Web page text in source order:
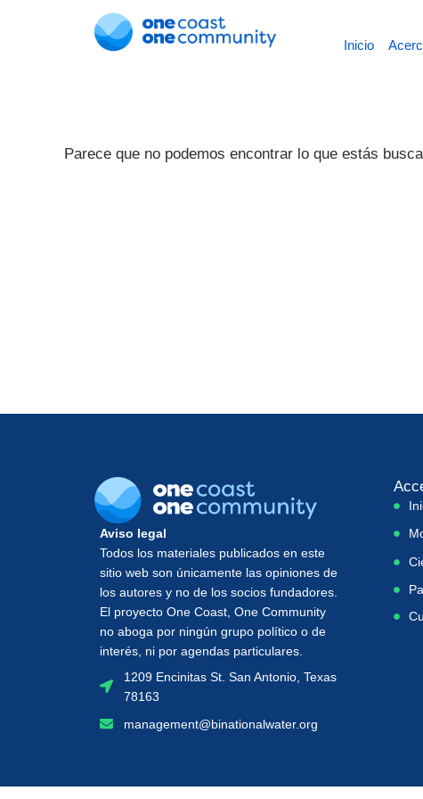
Inicio
Parece que no podemos encontrar lo que estás
Aviso legal
Todos los materiales publicados en este
sitio web son únicamente las opiniones de
los autores y no de los socios fundadores.
El proyecto One Coast, One Community
no aboga por ningún grupo político o de
interés, ni por agendas particulares.
1209 Encinitas St. San Antonio, Texas
78163
management@binationalwater.org